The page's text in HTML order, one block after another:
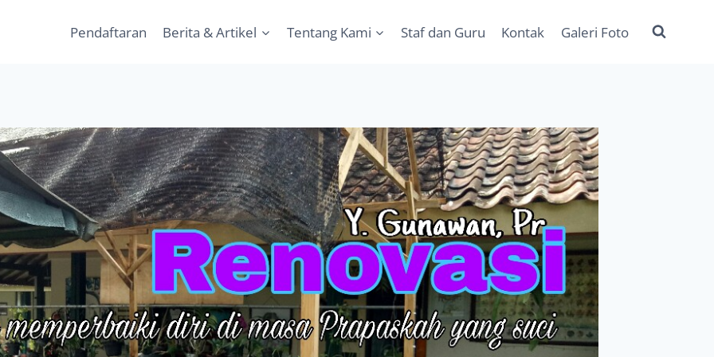
Pendaftaran Berita & Artikel Tentang Kami Staf dan Guru Kontak Galeri Foto